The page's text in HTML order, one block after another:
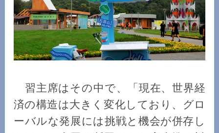
習主席はその中で、「現在、世界経
済の構造は大きく変化しており、グロ
ーバルな発展には挑戦と機会が併存し